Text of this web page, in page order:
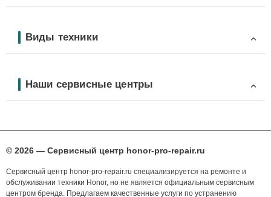
Виды техники
Наши сервисные центры
© 2026 — Сервисный центр honor-pro-repair.ru
Сервисный центр honor-pro-repair.ru специализируется на ремонте и
обслуживании техники Honor, но не является официальным сервисным
центром бренда. Предлагаем качественные услуги по устранению